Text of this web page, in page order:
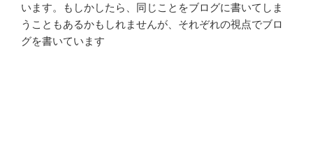
います。もしかしたら、同じことをブログに書いてしま
うこともあるかもしれませんが、それぞれの視点でブロ
グを書いています